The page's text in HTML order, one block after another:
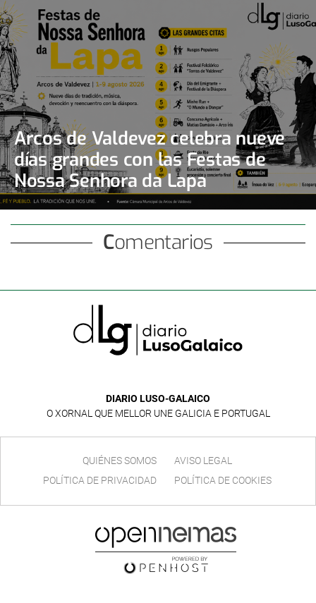
Arcos de Valdevez celebra nueve
días grandes con las Festas de
Nossa Senhora da Lapa
Comentarios
DIARIO LUSO-GALAICO
O XORNAL QUE MELLOR UNE GALICIA E PORTUGAL
QUIÉNES SOMOS
AVISO LEGAL
POLÍTICA DE PRIVACIDAD
POLÍTICA DE COOKIES